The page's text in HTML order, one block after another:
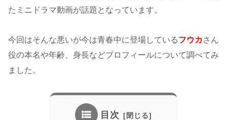
たミニドラマ動画が話題となっています。
今回はそんな悪いが今は青春中に登場しているフウカさん
役の本名や年齢、身長などプロフィールについて調べてみ
ました。
目次